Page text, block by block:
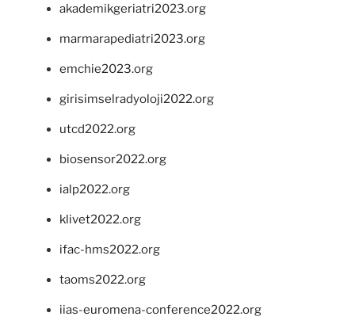
akademikgeriatri2023.org
marmarapediatri2023.org
emchie2023.org
girisimselradyoloji2022.org
utcd2022.org
biosensor2022.org
ialp2022.org
klivet2022.org
ifac-hms2022.org
taoms2022.org
iias-euromena-conference2022.org